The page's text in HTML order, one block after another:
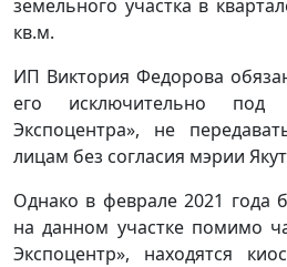
земельного участка в
кв.м.
ИП Виктория Федорова
его исключительно под
Экспоцентра», не
лицам без согласия мэрии
Однако в феврале 2021 года
на данном участке помимо
Экспоцентр», находятся